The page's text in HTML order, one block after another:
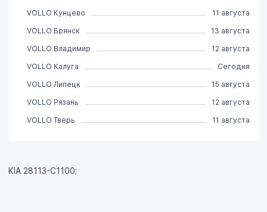
KIA 28113-C1100;
VOLLO Кунцево
11 августа
VOLLO Брянск
13 августа
VOLLO Владимир
12 августа
VOLLO Калуга
Сегодня
VOLLO Липецк
15 августа
VOLLO Рязань
12 августа
VOLLO Тверь
11 августа